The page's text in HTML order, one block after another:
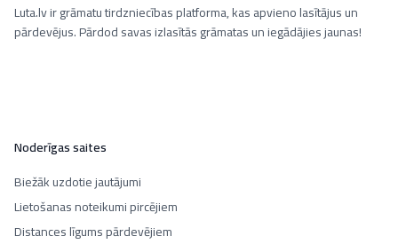
Luta.lv ir grāmatu tirdzniecības platforma, kas apvieno lasītājus un
pārdevējus. Pārdod savas izlasītās grāmatas un iegādājies jaunas!
Noderīgas saites
Biežāk uzdotie jautājumi
Lietošanas noteikumi pircējiem
Distances līgums pārdevējiem